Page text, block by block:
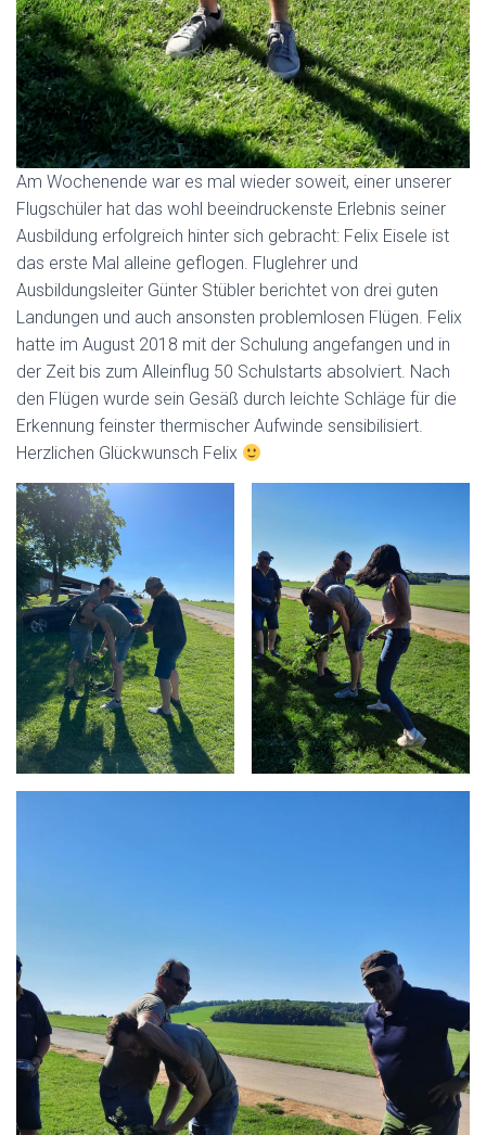
Am Wochenende war es mal wieder soweit, einer unserer
Flugschüler hat das wohl beeindruckenste Erlebnis seiner
Ausbildung erfolgreich hinter sich gebracht: Felix Eisele ist
das erste Mal alleine geflogen. Fluglehrer und
Ausbildungsleiter Günter Stübler berichtet von drei guten
Landungen und auch ansonsten problemlosen Flügen. Felix
hatte im August 2018 mit der Schulung angefangen und in
der Zeit bis zum Alleinflug 50 Schulstarts absolviert. Nach
den Flügen wurde sein Gesäß durch leichte Schläge für die
Erkennung feinster thermischer Aufwinde sensibilisiert.
Herzlichen Glückwunsch Felix